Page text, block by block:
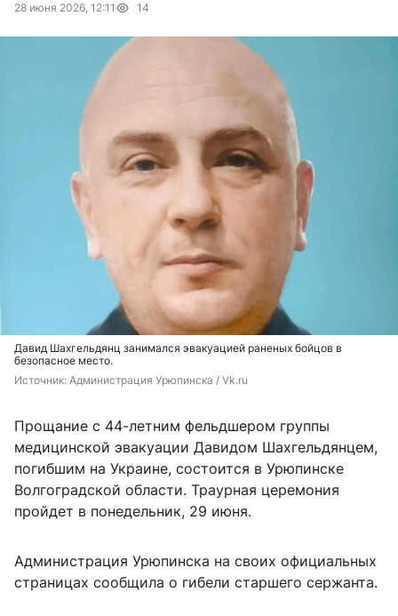
28 июня 2026, 12:11 14
Давид Шахгельдянц занимался эвакуацией раненых бойцов в
безопасное место.
Источник: Администрация Урюпинска / Vk.ru
Прощание с 44-летним фельдшером группы
медицинской эвакуации Давидом Шахгельдянцем,
погибшим на Украине, состоится в Урюпинске
Волгоградской области. Траурная церемония
пройдет в понедельник, 29 июня.
Администрация Урюпинска на своих официальных
страницах сообщила о гибели старшего сержанта.